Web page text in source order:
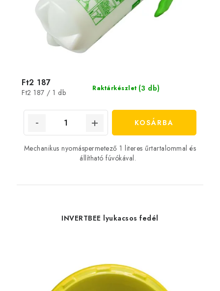
Raktárkészlet (3 db)
Ft2 187
Egységár:
Ft2 187 / 1 db
KOSÁRBA
Mechanikus nyomáspermetező 1 literes űrtartalommal és
állítható fúvókával.
INVERTBEE lyukacsos fedél